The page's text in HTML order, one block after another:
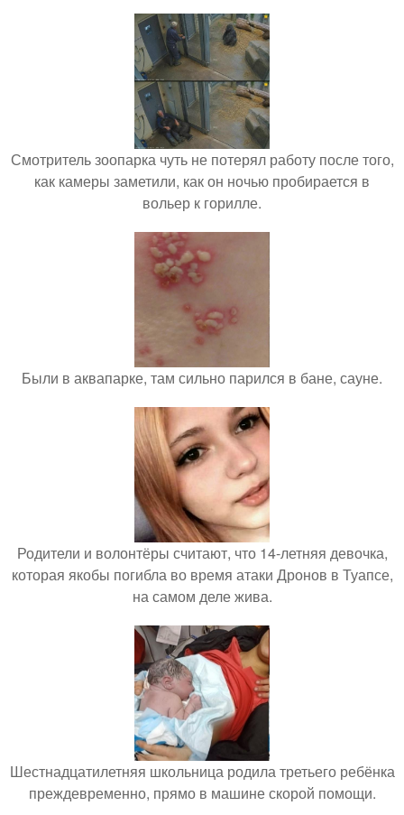
Смотритель зоопарка чуть не потерял работу после того,
как камеры заметили, как он ночью пробирается в
вольер к горилле.
Были в аквапарке, там сильно парился в бане, сауне.
Родители и волонтёры считают, что 14-летняя девочка,
которая якобы погибла во время атаки Дронов в Туапсе,
на самом деле жива.
Шестнадцатилетняя школьница родила третьего ребёнка
преждевременно, прямо в машине скорой помощи.